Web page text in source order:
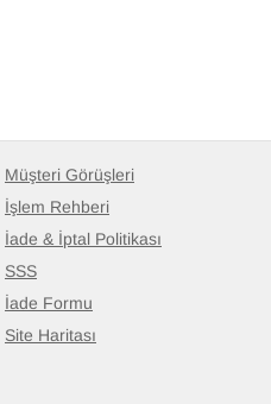
Müşteri Görüşleri
İşlem Rehberi
İade & İptal Politikası
SSS
İade Formu
Site Haritası